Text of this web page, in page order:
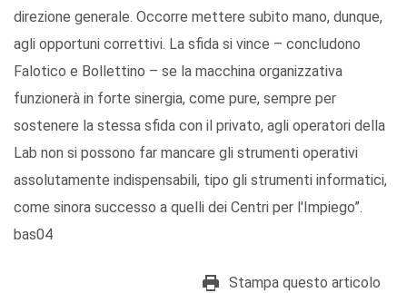
direzione generale. Occorre mettere subito mano, dunque,
agli opportuni correttivi. La sfida si vince – concludono
Falotico e Bollettino – se la macchina organizzativa
funzionerà in forte sinergia, come pure, sempre per
sostenere la stessa sfida con il privato, agli operatori della
Lab non si possono far mancare gli strumenti operativi
assolutamente indispensabili, tipo gli strumenti informatici,
come sinora successo a quelli dei Centri per l'Impiego”.
bas04
Stampa questo articolo